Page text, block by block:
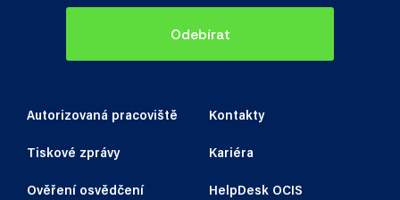
Autorizovaná pracoviště Kontakty
Tiskové zprávy Kariéra
Ověření osvědčení HelpDesk OCIS
Odebírat